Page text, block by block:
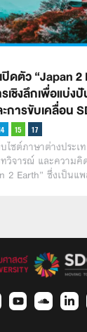
ดตัว “Japan 2
ชิงลึกเพื่อแบ่ง
ารขับเคลื่อน
ไซต์ภาษาต่างประเ
วิจารณ์ และความคิ
2 Earth” ซึ่งเป็น